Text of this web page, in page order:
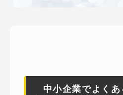
中小企業でよく